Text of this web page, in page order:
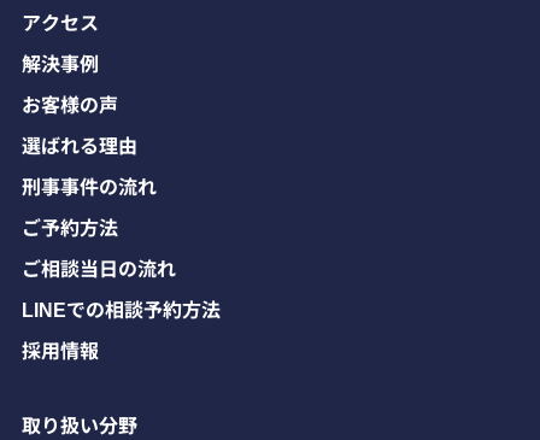
アクセス
解決事例
お客様の声
選ばれる理由
刑事事件の流れ
ご予約方法
ご相談当日の流れ
LINEでの相談予約方法
採用情報
取り扱い分野